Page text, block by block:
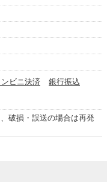
ンビニ決済
銀行振込
破損・誤送の場合は再発